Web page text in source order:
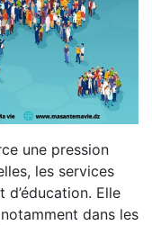
une pression
les services
Elle
dans les